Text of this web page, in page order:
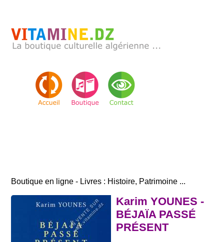
Boutique en ligne - Livres : Histoire, Patrimoine ...
Karim YOUNES -
BÉJAÏA PASSÉ
PRÉSENT